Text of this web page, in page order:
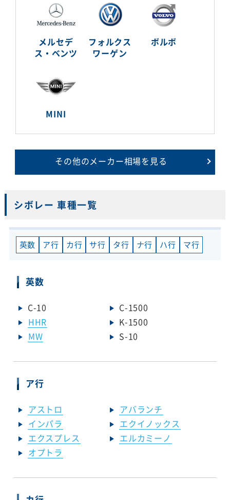
メルセデ
ス・ベンツ
フォルクス
ワーゲン
ボルボ
MINI
その他のメーカー相場を見る
シボレー 車種一覧
英数 ア行 カ行 サ行 タ行 ナ行 ハ行 マ行
英数
C-10
C-1500
HHR
K-1500
MW
S-10
ア行
アストロ
アバランチ
インパラ
エクイノックス
エクスプレス
エルカミーノ
オプトラ